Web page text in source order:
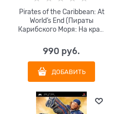
Pirates of the Caribbean: At
World’s End (Пираты
Карибского Моря: На краю
(Essentials) (Sony PSP) Б/У
990 руб.
ДОБАВИТЬ